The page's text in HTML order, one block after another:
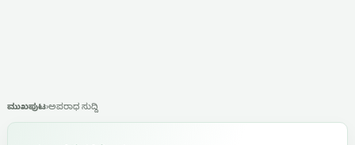
ಮುಖಪುಟ›ಅಪರಾಧ ಸುದ್ದಿ